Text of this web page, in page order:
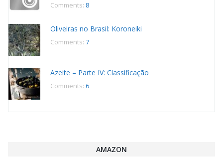
Comments: 8
Oliveiras no Brasil: Koroneiki
Comments: 7
Azeite – Parte IV: Classificação
Comments: 6
AMAZON